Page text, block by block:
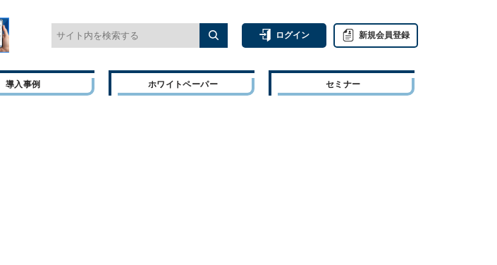
ログイン 新規会員登録
導入事例 ホワイトペーパー セミナー